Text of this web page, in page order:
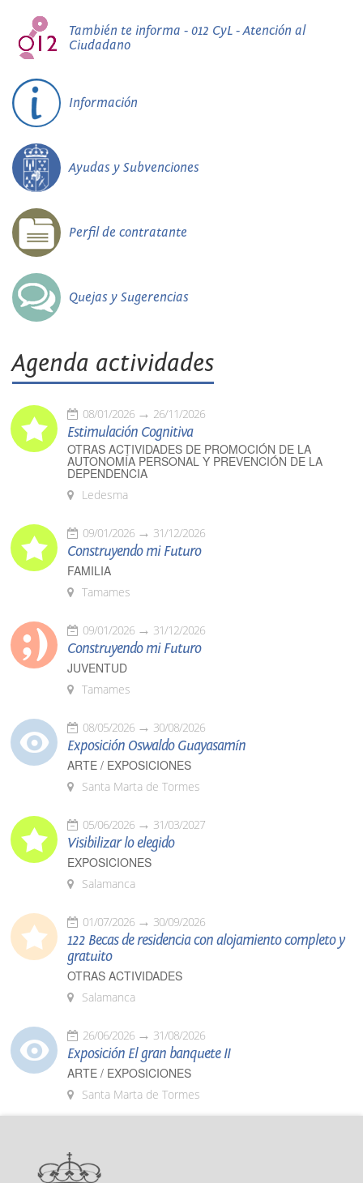
También te informa - 012 CyL - Atención al
Ciudadano
Información
Ayudas y Subvenciones
Perfil de contratante
Quejas y Sugerencias
Agenda actividades
08/01/2026 26/11/2026
Estimulación Cognitiva
OTRAS ACTIVIDADES DE PROMOCIÓN DE LA
AUTONOMÍA PERSONAL Y PREVENCIÓN DE LA
DEPENDENCIA
Ledesma
09/01/2026 31/12/2026
Construyendo mi Futuro
FAMILIA
Tamames
09/01/2026 31/12/2026
Construyendo mi Futuro
JUVENTUD
Tamames
08/05/2026 30/08/2026
Exposición Oswaldo Guayasamín
ARTE / EXPOSICIONES
Santa Marta de Tormes
05/06/2026 31/03/2027
Visibilizar lo elegido
EXPOSICIONES
Salamanca
01/07/2026 30/09/2026
122 Becas de residencia con alojamiento completo y
gratuito
OTRAS ACTIVIDADES
Salamanca
26/06/2026 31/08/2026
Exposición El gran banquete II
ARTE / EXPOSICIONES
Santa Marta de Tormes